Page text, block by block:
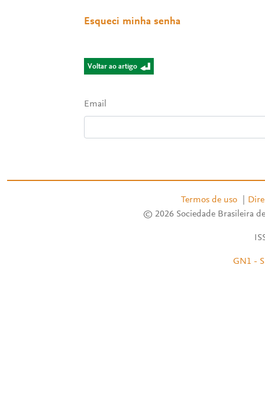
Esqueci minha senha
Voltar ao artigo
Email
Termos de uso
© 2026 Sociedade Brasileira
GN1 -